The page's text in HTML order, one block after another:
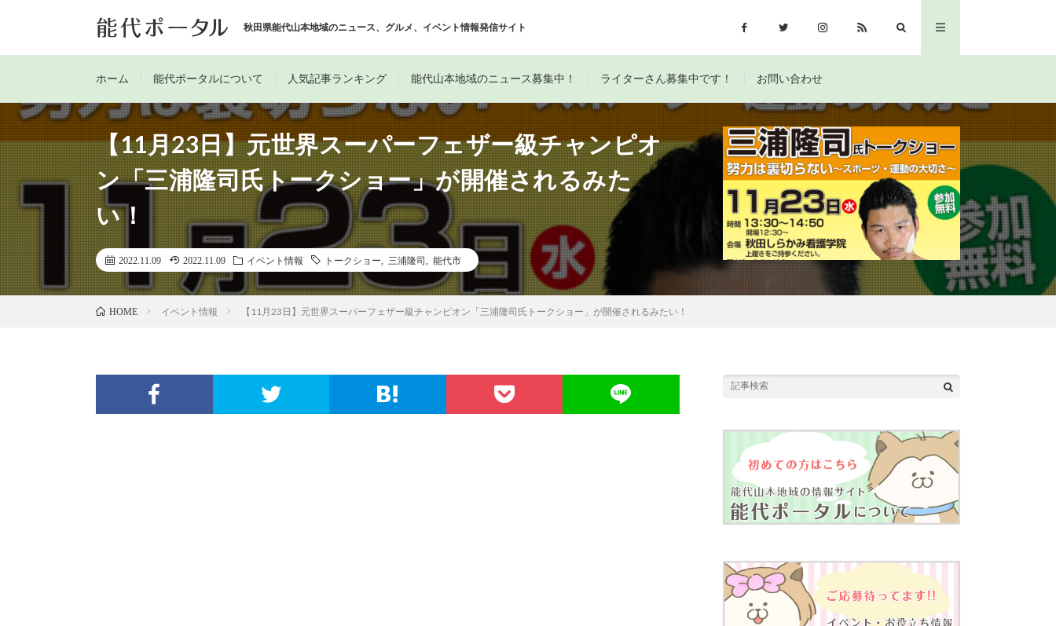
秋田県能代山本地域のニュース、グルメ、イベント情報発信サイト
ホーム 能代ポータルについて 人気記事ランキング 能代山本地域のニュース募集中！ ライターさん募集中です！ お問い合わせ
【11月23日】元世界スーパーフェザー級チャンピオ
ン「三浦隆司氏トークショー」が開催されるみた
い！
2022.11.09 2022.11.09 イベント情報 トークショー 三浦隆司 能代市
HOME イベント情報 【11月23日】元世界スーパーフェザー級チャンピオン「三浦隆司氏トークショー」が開催されるみたい！